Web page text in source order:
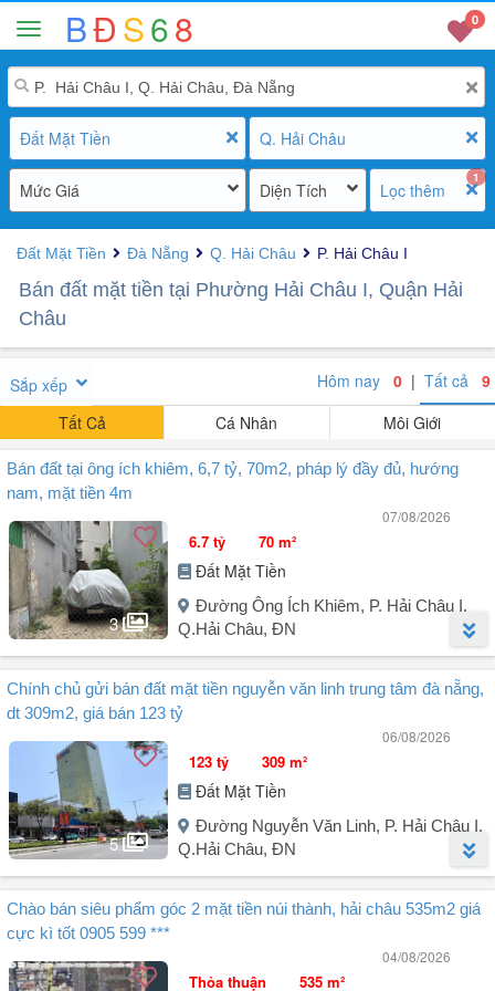
BĐS68 0
Đất Mặt Tiền Q. Hải Châu
Mức Giá Diện Tích
1
Lọc thêm
Đất Mặt Tiền Đà Nẵng Q. Hải Châu P. Hải Châu I
Bán đất mặt tiền tại Phường Hải Châu I, Quận Hải
Châu
Sắp xếp Hôm nay 0 | Tất cả 9
Tất Cả
Cá Nhân Môi Giới
Bán đất tại ông ích khiêm, 6,7 tỷ, 70m2, pháp lý đầy đủ, hướng
nam, mặt tiền 4m
07/08/2026
3
6.7 tỷ 70 m²
Đất Mặt Tiền
Đường Ông Ích Khiêm, P. Hải Châu I,
Q.Hải Châu, ĐN
Người đăng: Hoàng Thanh Thủy
(14 tin đăng)
Đất nền tại Đường Ông Ích Khiêm, Phường Hải Châu, Đà Nẵng -
Quận Hải Châu, Đà Nẵng cũ với diện tích 70m², giá 6,7 tỷ VND, là cơ
hội tuyệt vời cho những ai đang tìm kiếm một tài sản đầu tư bền
vững. Đất có hướng cửa chính Nam, phù hợp với phong thủy, giúp
thu hút tài lộc.
- Diện tích: 70m².
- Giá: 6,7 tỷ VND.
- Chiều ngang mặt tiền: 4m.
- Chiều rộng ngõ trước: 5m.
Điểm ...
Chính chủ gửi bán đất mặt tiền nguyễn văn linh trung tâm đà nẵng,
dt 309m2, giá bán 123 tỷ
06/08/2026
5
123 tỷ 309 m²
Đất Mặt Tiền
Đường Nguyễn Văn Linh, P. Hải Châu I,
Q.Hải Châu, ĐN
Người đăng: Trương Minh Tình(8 tin đăng)
Chính chủ gửi bán đất mặt tiền Nguyễn Văn Linh trung tâm Đà
Chào bán siêu phẩm góc 2 mặt tiền núi thành, hải châu 535m2 giá
cực kì tốt 0905 599 ***
04/08/2026
Thỏa thuận 535 m²